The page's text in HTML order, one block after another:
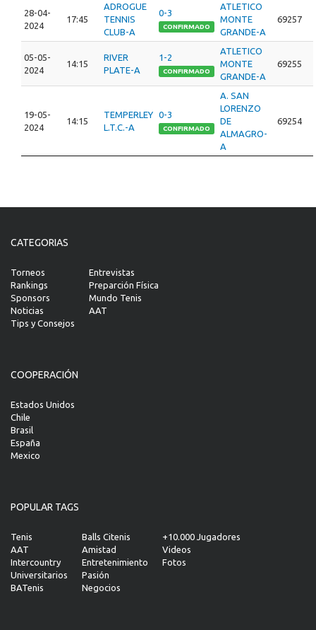
28-04-
2024
17:45
ADROGUE
TENNIS
CLUB-A
0-3
CONFIRMADO
ATLETICO
MONTE
GRANDE-A
69257
05-05-
2024
14:15
RIVER
PLATE-A
1-2
CONFIRMADO
ATLETICO
MONTE
GRANDE-A
69255
19-05-
2024
14:15
TEMPERLEY
L.T.C.-A
0-3
CONFIRMADO
A. SAN
LORENZO
DE
ALMAGRO-
A
69254
CATEGORIAS
Torneos
Rankings
Sponsors
Noticias
Tips y Consejos
Entrevistas
Preparción Física
Mundo Tenis
AAT
COOPERACIÓN
Estados Unidos
Chile
Brasil
España
Mexico
POPULAR TAGS
Tenis
AAT
Intercountry
Universitarios
BATenis
Balls Citenis
Amistad
Entretenimiento
Pasión
Negocios
+10.000 Jugadores
Videos
Fotos